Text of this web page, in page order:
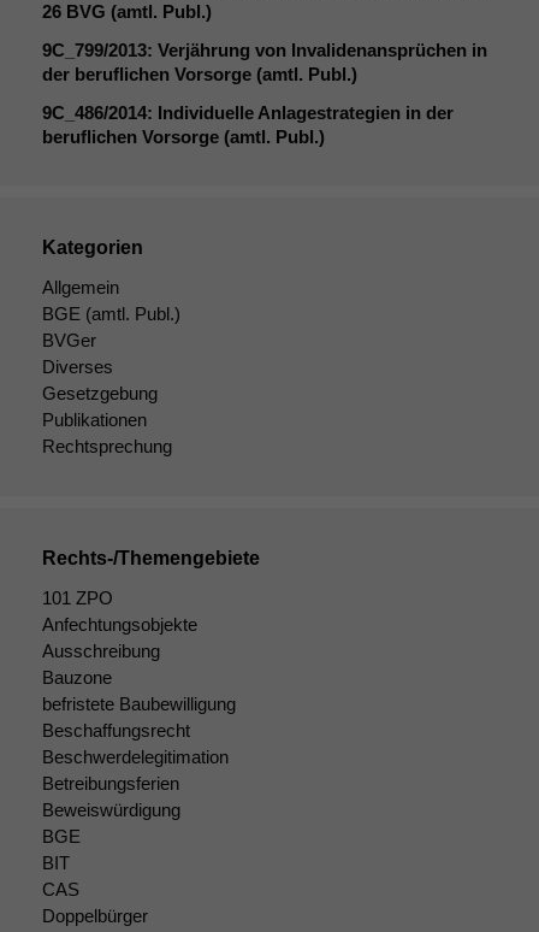
26 BVG (amtl. Publ.)
9C_799/2013: Verjährung von Invalidenansprüchen in
der beruflichen Vorsorge (amtl. Publ.)
9C_486/2014: Individuelle Anlagestrategien in der
beruflichen Vorsorge (amtl. Publ.)
Kategorien
Allgemein
BGE (amtl. Publ.)
BVGer
Diverses
Gesetzgebung
Publikationen
Rechtsprechung
Rechts-/Themengebiete
101 ZPO
Anfechtungsobjekte
Ausschreibung
Bauzone
befristete Baubewilligung
Beschaffungsrecht
Beschwerdelegitimation
Betreibungsferien
Beweiswürdigung
BGE
BIT
CAS
Doppelbürger
Notwendige
Diese
Cookies sind